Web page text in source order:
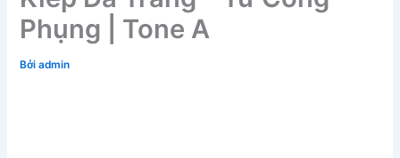
Phụng | Tone A
Bởiadmin